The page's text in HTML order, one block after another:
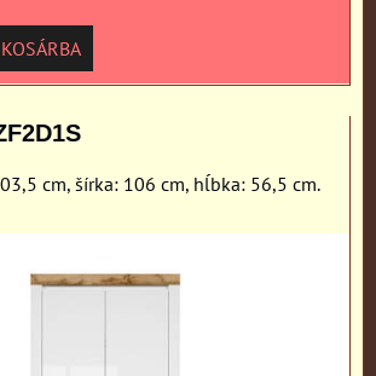
cm, šírka: 106 cm, hĺbka: 56,5 cm.